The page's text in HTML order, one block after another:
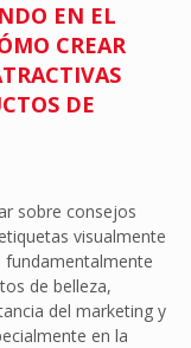
EN EL
CREAR
DE
sobre consejos
visualmente
fundamentalmente
de belleza,
del marketing y
en la